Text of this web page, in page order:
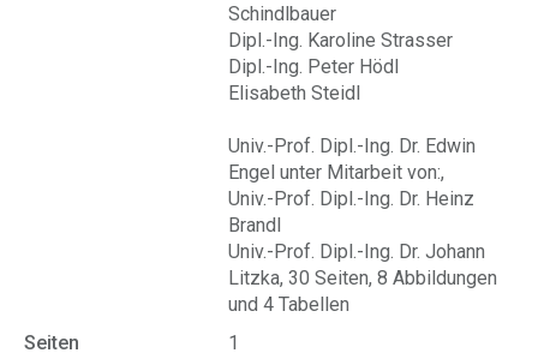
Schindlbauer
Dipl.-Ing. Karoline Strasser
Dipl.-Ing. Peter Hödl
Elisabeth Steidl
Univ.-Prof. Dipl.-Ing. Dr. Edwin
Engel unter Mitarbeit von:,
Univ.-Prof. Dipl.-Ing. Dr. Heinz
Brandl
Univ.-Prof. Dipl.-Ing. Dr. Johann
Litzka, 30 Seiten, 8 Abbildungen
und 4 Tabellen
Seiten
1